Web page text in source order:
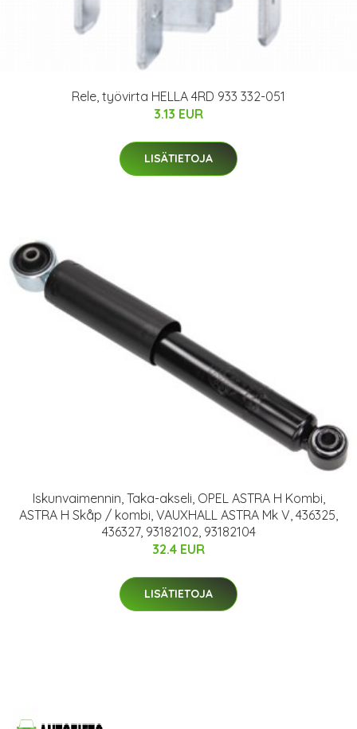
Rele, työvirta HELLA 4RD 933 332-051
3.13 EUR
LISÄTIETOJA
Iskunvaimennin, Taka-akseli, OPEL ASTRA H Kombi,
ASTRA H Skåp / kombi, VAUXHALL ASTRA Mk V, 436325,
436327, 93182102, 93182104
32.4 EUR
LISÄTIETOJA